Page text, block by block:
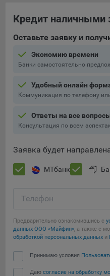
выявлять трудности,
рекламы. Благодаря этому
составить представление о
сайта в целом. Общество
9.5. Файлы cookie,
Google Analytics.
Необходимые для
платформ «Google Analytics»,
(статистические),
время пользования сайтом;
Отключение аналитических
определять предпочтения
наиболее и наименее
меры по совершенствованию
предпочтений
Сохранить
Кредит наличными
Оставьте заявку и
Экономию времени
Банки самостоятельно
Удобный онлайн
Коммуникация по телефону
Ответы на все
Консультация по всем
Заявка будет
МТбанк
Телефон
Предварительно ознакомившись с
данных ООО «Майфин», а также с
обработкой персональных данных и
Принимаю условия
Даю согласие на обработку